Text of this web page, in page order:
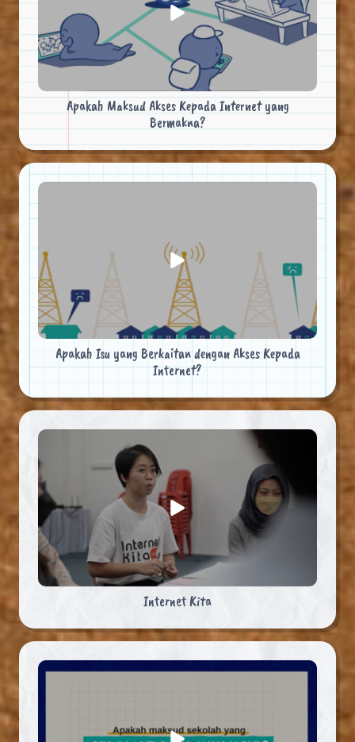
Apakah Maksud Akses Kepada Internet yang
Bermakna?
Apakah Isu yang Berkaitan dengan Akses Kepada
Internet?
Internet Kita